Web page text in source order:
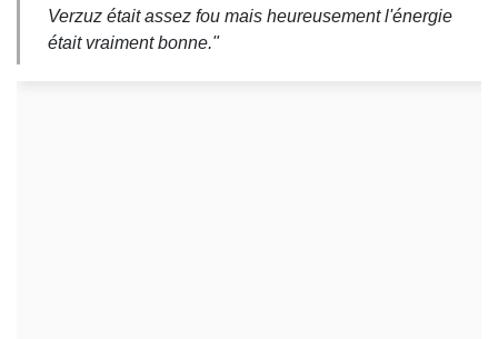
Verzuz était assez fou mais heureusement l'énergie
était vraiment bonne."